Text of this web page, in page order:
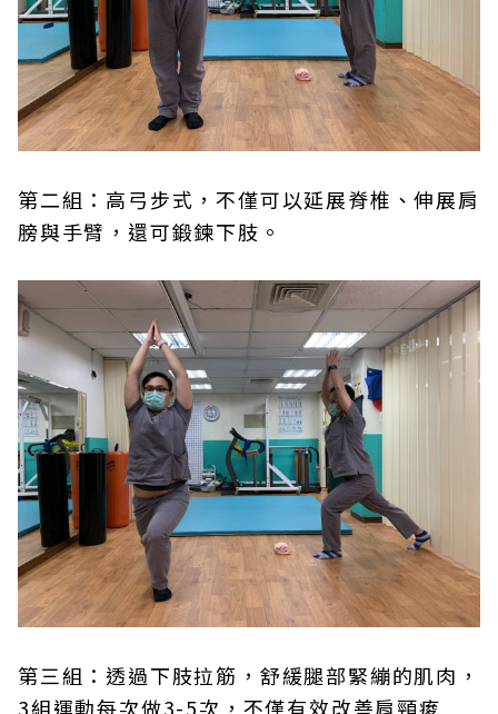
第二組：高弓步式，不僅可以延展脊椎、伸展肩
膀與手臂，還可鍛鍊下肢。
第三組：透過下肢拉筋，舒緩腿部緊繃的肌肉，
3組運動每次做3-5次，不僅有效改善肩頸痠